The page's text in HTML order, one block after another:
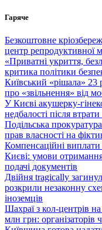
Перейти
вмісту
Гаряче
Безкоштовне
центр репродуктивної
«Приватні укриття,
критика політики
Київський «рішала» 23
про «звільнення» від
У Києві акушерку-
недбалості після втрати
Подільська
прав власності на
Компенсаційні виплати
Києві: умови
подачі документів
Двійня tragically
розкрили незаконну
іноземців
Шахраї з кол-центрів
млн грн: організаторів